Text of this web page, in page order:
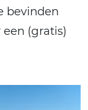
bevinden
(gratis)